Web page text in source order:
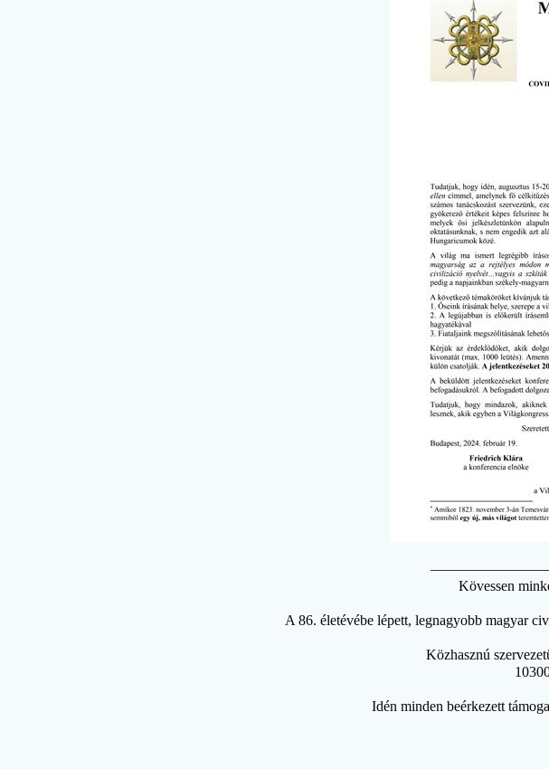
Kövessen
A 86. életévébe lépett, legnagyobb magyar
Közhasznú
Idén minden beérkezett